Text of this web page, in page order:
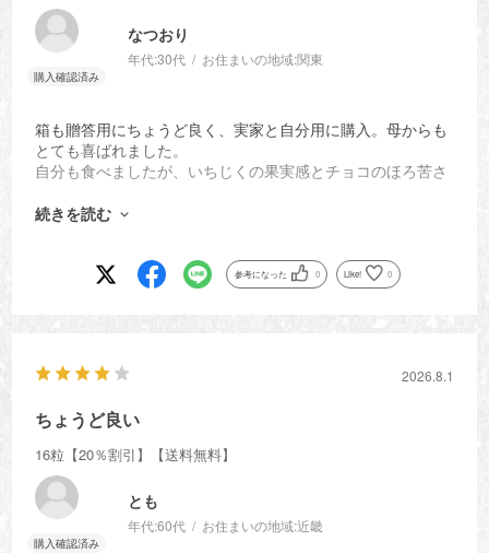
なつおり
年代:30代 お住まいの地域:関東
箱も贈答用にちょうど良く、実家と自分用に購入。母からも
とても喜ばれました。
自分も食べましたが、いちじくの果実感とチョコのほろ苦さ
一粒のサイズも小さすぎず、大きすぎず。間食に2,3粒食べ
続きを読む
参考になった 0 Like! 0
2026.8.1
ちょうど良い
16粒【20％割引】【送料無料】
とも
年代:60代 お住まいの地域:近畿